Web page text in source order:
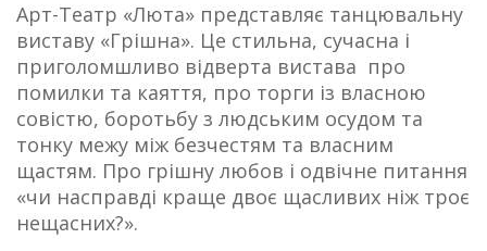
Арт-Театр «Люта» представляє танцювальну
виставу «Грішна». Це стильна, сучасна і
приголомшливо відверта вистава про
помилки та каяття, про торги із власною
совістю, боротьбу з людським осудом та
тонку межу між безчестям та власним
щастям. Про грішну любов і одвічне питання
«чи насправді краще двоє щасливих ніж троє
нещасних?».